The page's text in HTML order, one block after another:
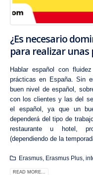
¿Es necesario
para realizar unas
Hablar español con
prácticas en España. Sin
buen nivel de español,
con los clientes y las del
el español, ya que un
dependerá del tipo de
restaurante u hotel,
(dependiendo de la
Erasmus, Erasmus Plus,
READ MORE...